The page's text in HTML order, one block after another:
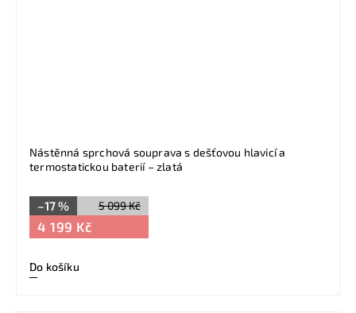
Nástěnná sprchová souprava s dešťovou hlavicí a
termostatickou baterií – zlatá
5 099 Kč
–17 %
4 199 Kč
Do košíku